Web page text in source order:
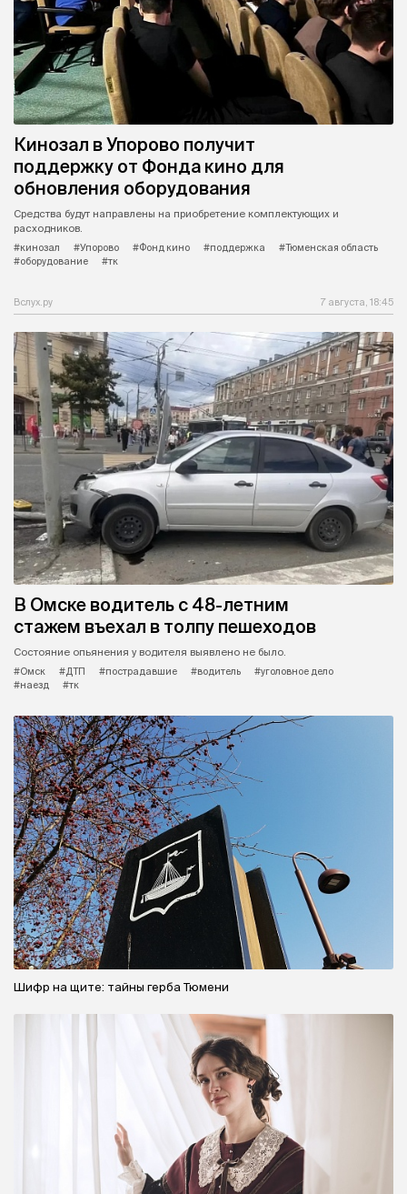
Кинозал в Упорово получит
поддержку от Фонда кино для
обновления оборудования
Средства будут направлены на приобретение комплектующих и
расходников.
#кинозал
#Упорово #Фонд кино #поддержка
#Тюменская область
#оборудование
#тк
Вслух.ру 7 августа, 18:45
В Омске водитель с 48-летним
стажем въехал в толпу пешеходов
Состояние опьянения у водителя выявлено не было.
#Омск
#ДТП #пострадавшие #водитель
#уголовное дело
#наезд
#тк
Шифр на щите: тайны герба Тюмени